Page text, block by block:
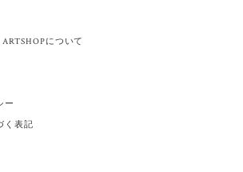
について
ー
く表記